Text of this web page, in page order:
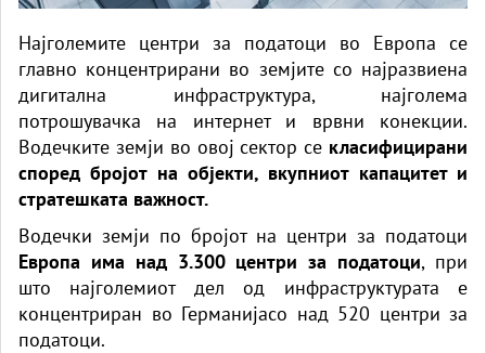
Најголемите центри за податоци во Европа се
главно концентрирани во земјите со најразвиена
дигитална инфраструктура, најголема
потрошувачка на интернет и врвни конекции.
Водечките земји во овој сектор се класифицирани
според бројот на објекти, вкупниот капацитет и
стратешката важност.
Водечки земји по бројот на центри за податоци
Европа има над 3.300 центри за податоци, при
што најголемиот дел од инфраструктурата е
концентриран во Германијасо над 520 центри за
податоци.